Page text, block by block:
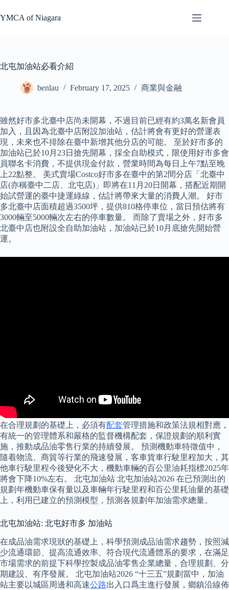
to
content
YMCA of Niagara
北屯加油站必看介紹
benlau February 17, 2025 商業與金融
雖然好市多北臺中店尚未開幕，不過目前已經有約3萬名新會員
加入，且因為北臺中店附設加油站，估計將會有更好的營運表
現，未來也不排除在臺中新增其他分店的可能。 至於好市多的
加油站已於10月23日搶先開幕，採全自助模式，限使用好市多會
員聯名卡消費，不提供現金付款，營業時間為每日上午7點至晚
上22點整。 美式賣場Costco好市多在臺中的第2間分店「北臺中
店(亦稱臺中二店、北屯店)」即將在11月20日開幕，搭配近期開
始試營運的臺中捷運綠線，估計將帶來大量的消費人潮。 好市
多北臺中店面積超過3500坪，提供810格停車位，當日預估將有
3000輛至5000輛次左右的停車數量。 而除了賣場之外，好市多
北臺中店也附設全自助加油站，加油站已於10月底搶先開始營
運。
在合理規劃的基礎上，必須有配套管理措施和政策法規相對應，
有統一的管理體系和嚴格的監督機構配套，保證規劃的順利實
施，推動成品油零售行業的持續發展。 預測機動車特徵值中，
隨着物流、商貿等行業的飛速發展，客車貨車行駛里程加大，其
他車行駛里程今後變化不大，機動車輛的百公里油耗指標2025年
將會下降10%左右。 北屯加油站 北屯加油站2026 在已預測出的
規劃年機動車保有量以及車輛年行駛里程和百公里耗油量的基礎
上，利用已建立的預測模型，預測各規劃年加油需求總量。
北屯加油站: 北屯好市多 加油站
在成品油需求現狀的基礎上，科學預測成品油需求趨勢，按照減
少流通環節、提高流通效率、符合現代流通體系的要求，在滿足
市場需求的前提下科學控製成品油零售企業總量，合理規劃、分
期建設、有序發展。 北屯加油站2026 “十三五”規劃當中，加油
站主要以城區周邊和高速公路出入口爲主進行發展，鄉鎮沿線佈